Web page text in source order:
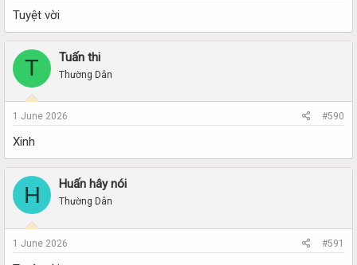
Tuyệt vời
T Tuấn thi
Thường Dân
1 June 2026 #590
Xinh
H Huấn hây nói
Thường Dân
1 June 2026 #591